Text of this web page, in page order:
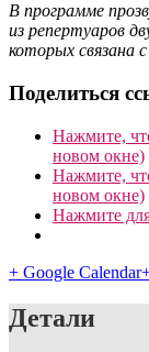
В программе
из репертуаров
которых связана
Поделиться
Нажмите,
новом окне)
Нажмите,
новом окне)
Нажмите
+ Google Calendar
Детали